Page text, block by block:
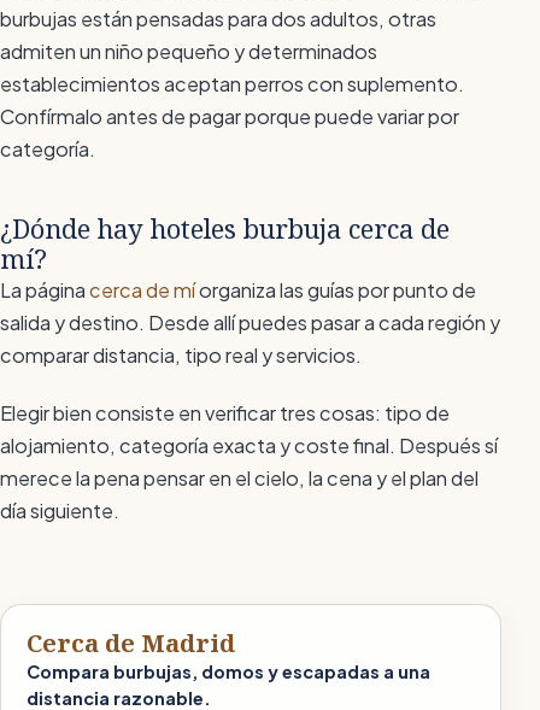
burbujas están pensadas para dos adultos, otras
admiten un niño pequeño y determinados
establecimientos aceptan perros con suplemento.
Confírmalo antes de pagar porque puede variar por
categoría.
¿Dónde hay hoteles burbuja cerca de
mí?
La páginacerca de míorganiza las guías por punto de
salida y destino. Desde allí puedes pasar a cada región y
comparar distancia, tipo real y servicios.
Elegir bien consiste en verificar tres cosas: tipo de
alojamiento, categoría exacta y coste final. Después sí
merece la pena pensar en el cielo, la cena y el plan del
día siguiente.
Cerca de Madrid
Compara burbujas, domos y escapadas a una
distancia razonable.